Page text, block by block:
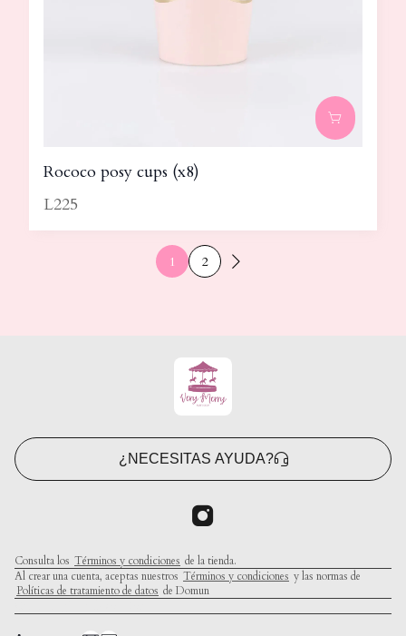
Rococo posy cups (x8)
L225
1 2
¿NECESITAS AYUDA?
Consulta los Términos y condiciones de la tienda.
Al crear una cuenta, aceptas nuestros Términos y condiciones y las normas de
Políticas de tratamiento de datos de Domun